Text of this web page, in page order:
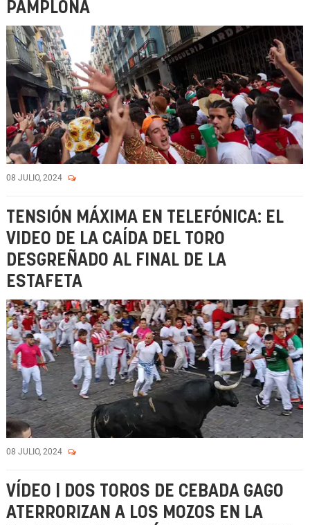
PAMPLONA
08 JULIO, 2024
TENSIÓN MÁXIMA EN TELEFÓNICA: EL
VIDEO DE LA CAÍDA DEL TORO
DESGREÑADO AL FINAL DE LA
ESTAFETA
08 JULIO, 2024
VÍDEO | DOS TOROS DE CEBADA GAGO
ATERRORIZAN A LOS MOZOS EN LA